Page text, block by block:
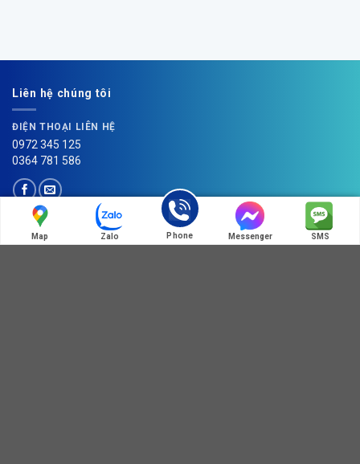
Map Zalo Phone Messenger SMS
Liên hệ chúng tôi
ĐIỆN THOẠI LIÊN HỆ
0972 345 125
0364 781 586